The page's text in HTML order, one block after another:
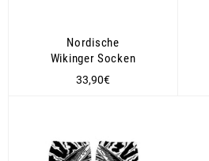
Nordische
Wikinger Socken
Normaler
33,90€